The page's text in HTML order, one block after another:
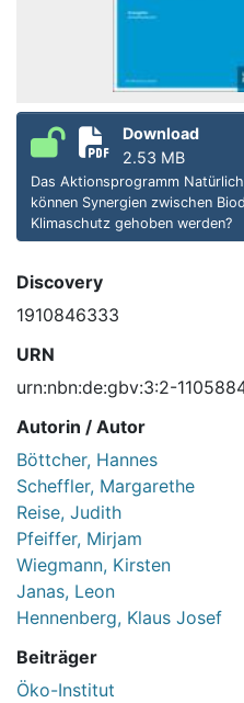
Download
2.53 MB
Das Aktionsprogramm
können Synergien zwischen
Klimaschutz gehoben werden?
Discovery
1910846333
URN
urn:nbn:de:gbv:3:2-
Autorin / Autor
Böttcher, Hannes
Scheffler, Margarethe
Reise, Judith
Pfeiffer, Mirjam
Wiegmann, Kirsten
Janas, Leon
Hennenberg, Klaus Josef
Beiträger
Öko-Institut